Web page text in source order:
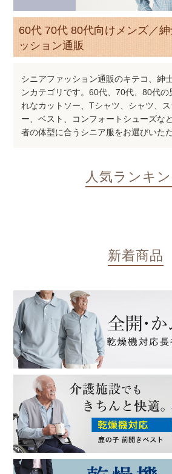
60代 70代 80代向けメンズ／
ッション通販
シニアファッション通販のキテコ、紳
ンカテゴリです。60代、70代、80代の
れなカットソー、Tシャツ、シャツ、
ー、ベスト、コンフォートシューズな
者の体型に合うシニア服をお選びいただ
人気ランキ
新着商品